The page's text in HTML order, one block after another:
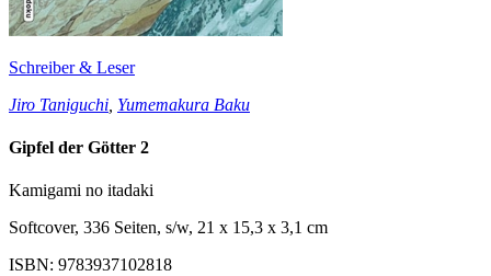
Schreiber & Leser
Jiro Taniguchi Yumemakura Baku
Gipfel der Götter 2
Kamigami no itadaki
Softcover, 336 Seiten, s/w, 21 x 15,3 x 3,1 cm
ISBN: 9783937102818